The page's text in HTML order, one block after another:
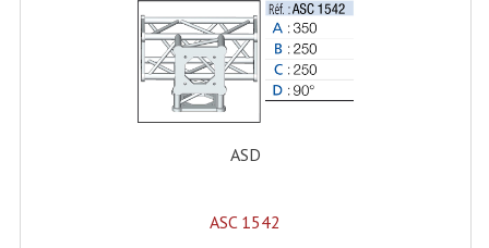
Lampes À Décharges
Lampes De Couleurs
Lampes Dichroique
Lampes Halogenes Divers
ASD
ASC 1542